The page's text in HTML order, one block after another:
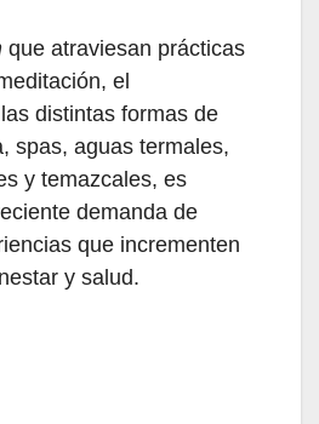
que atraviesan prácticas
el
distintas formas de
spas, aguas termales,
y temazcales, es
demanda de
que incrementen
y salud.